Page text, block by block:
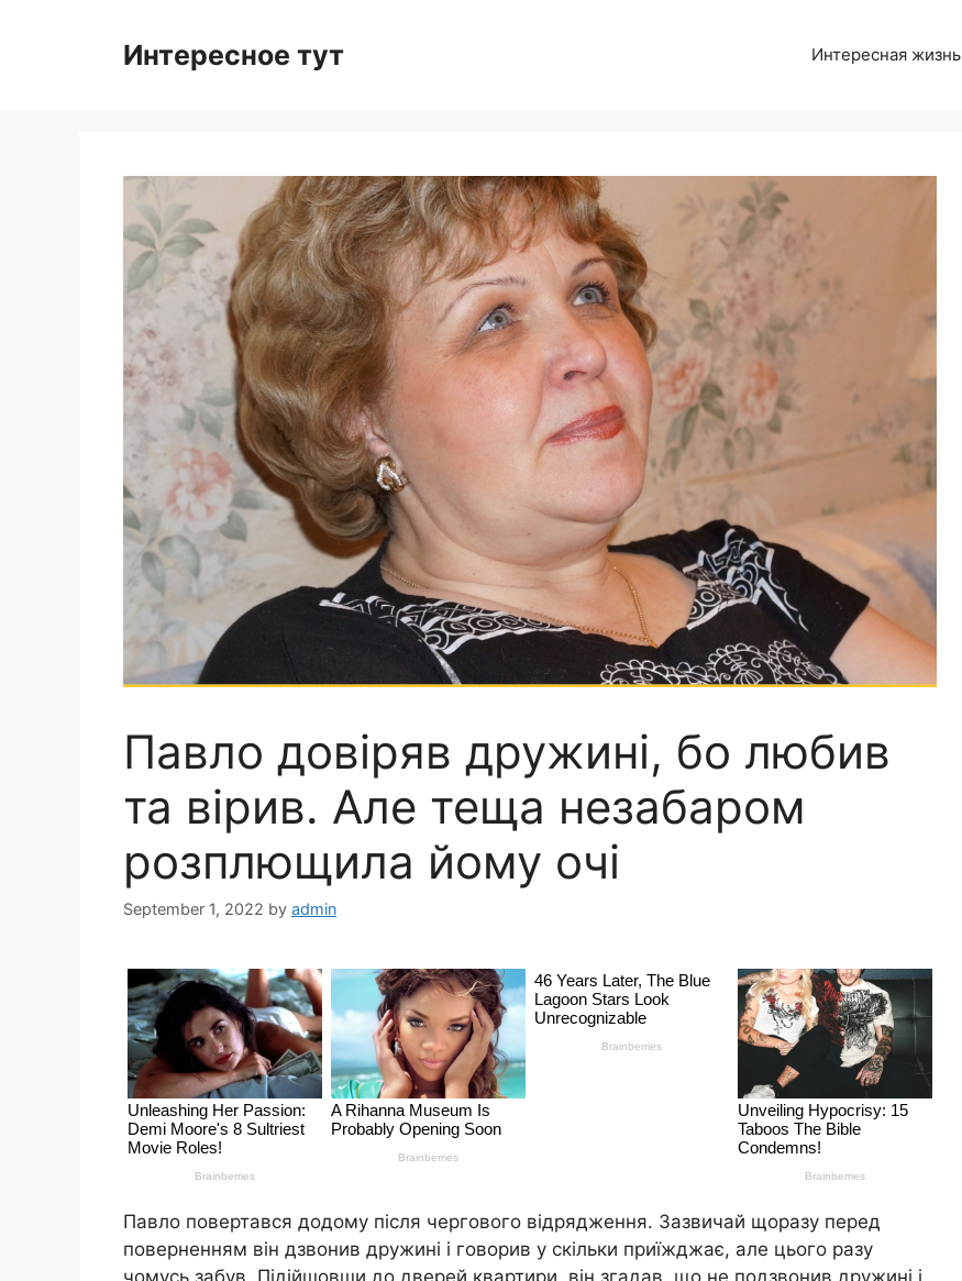
Интересное тут Интересная жизнь
Павло довіряв дружині, бо любив
та вірив. Але теща незабаром
розплющила йому очі
September 1, 2022 by admin
Павло повертався додому після чергового відрядження. Зазвичай щоразу перед
поверненням він дзвонив дружині і говорив у скільки приїжджає, але цього разу